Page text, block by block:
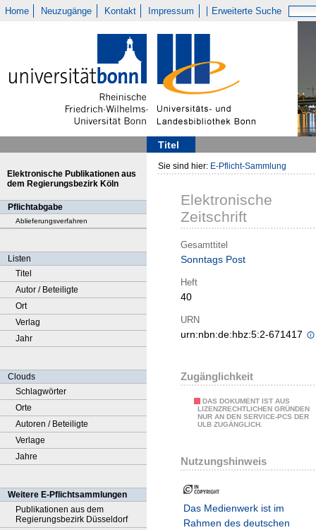
Home Neuzugänge Kontakt Impressum Erweiterte Suche
Titel
Elektronische Publikationen aus
dem Regierungsbezirk Köln
Pflichtabgabe
Ablieferungsverfahren
Listen
Titel
Autor / Beteiligte
Ort
Verlag
Jahr
Clouds
Schlagwörter
Orte
Autoren / Beteiligte
Verlage
Jahre
Weitere E-Pflichtsammlungen
Publikationen aus dem
Regierungsbezirk Düsseldorf
Sie sind hier: E-Pflicht-Sammlung
Elektronische
Zeitschrift
Gesamttitel
Sonntags Post
Heft
40
URN
urn:nbn:de:hbz:5:2-671417
Zugänglichkeit
DAS DOKUMENT IST AUS
LIZENZRECHTLICHEN GRÜNDEN
NUR AN DEN SERVICE-PCS DER
ULB ZUGÄNGLICH.
Nutzungshinweis
Das Medienwerk ist im
Rahmen des deutschen